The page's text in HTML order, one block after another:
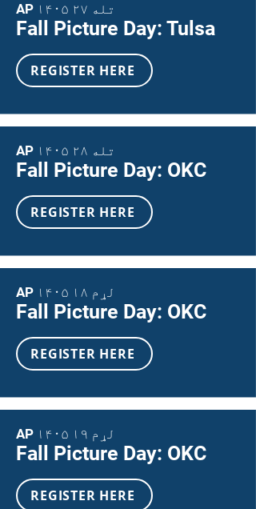
AP ۱۴۰۵ تله ۲۷
Fall Picture Day: Tulsa
REGISTER HERE
AP ۱۴۰۵ تله ۲۸
Fall Picture Day: OKC
REGISTER HERE
AP ۱۴۰۵ لړم ۱۸
Fall Picture Day: OKC
REGISTER HERE
AP ۱۴۰۵ لړم ۱۹
Fall Picture Day: OKC
REGISTER HERE